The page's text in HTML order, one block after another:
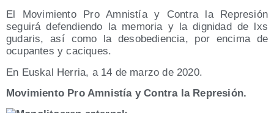
El Movi­mien­to Pro Amnis­tía y Con­tra la Repre­sión
segui­rá defen­dien­do la memo­ria y la dig­ni­dad de lxs
guda­ris, así como la des­obe­dien­cia, por enci­ma de
ocu­pan­tes y caciques.
En Eus­kal Herria, a 14 de mar­zo de 2020.
Movi­mien­to Pro Amnis­tía y Con­tra la Represión.